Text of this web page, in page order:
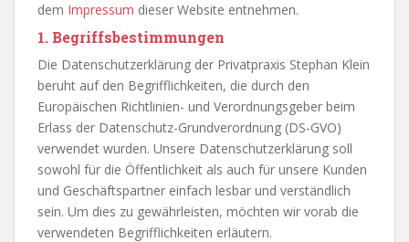
dem Impressum dieser Website entnehmen.
1. Begriffsbestimmungen
Die Datenschutzerklärung der Privatpraxis Stephan Klein
beruht auf den Begrifflichkeiten, die durch den
Europäischen Richtlinien- und Verordnungsgeber beim
Erlass der Datenschutz-Grundverordnung (DS-GVO)
verwendet wurden. Unsere Datenschutzerklärung soll
sowohl für die Öffentlichkeit als auch für unsere Kunden
und Geschäftspartner einfach lesbar und verständlich
sein. Um dies zu gewährleisten, möchten wir vorab die
verwendeten Begrifflichkeiten erläutern.